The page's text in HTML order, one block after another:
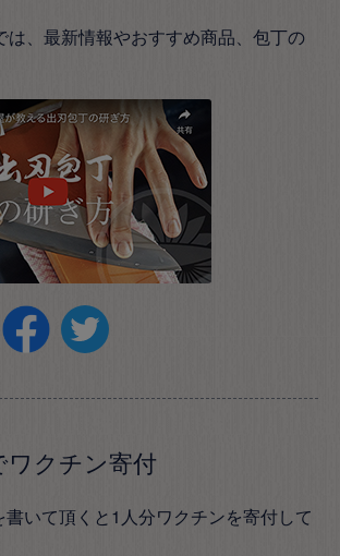
は、最新情報やおすすめ商品、包丁の
ワクチン寄付
いて頂くと1人分ワクチンを寄付して